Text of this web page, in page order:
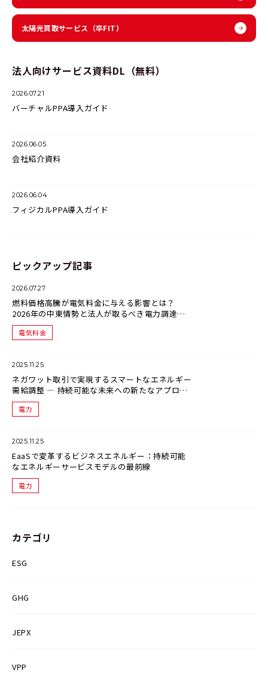
太陽光買取サービス （卒FIT）
法人向けサービス資料DL（無料）
2026.07.21
バーチャルPPA導入ガイド
2026.06.05
会社紹介資料
2026.06.04
フィジカルPPA導入ガイド
ピックアップ記事
2026.07.27
燃料価格高騰が電気料金に与える影響とは？
2026年の中東情勢と法人が取るべき電力調達戦
略
電気料金
2025.11.25
ネガワット取引で実現するスマートなエネルギー
需給調整 ― 持続可能な未来への新たなアプロー
チ
電力
2025.11.25
EaaSで変革するビジネスエネルギー：持続可能
なエネルギーサービスモデルの最前線
電力
カテゴリ
ESG
GHG
JEPX
VPP